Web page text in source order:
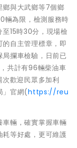
鄉與大武鄉等7個鄉
輛為限，檢測服務時
15時30分，現場檢
自主管理標章，即
攔車檢驗，日前已
共計有96輛柴油車
歡迎民眾多加利
」官網(https://reu
輛，確實掌握車輛
等好處，更可維護